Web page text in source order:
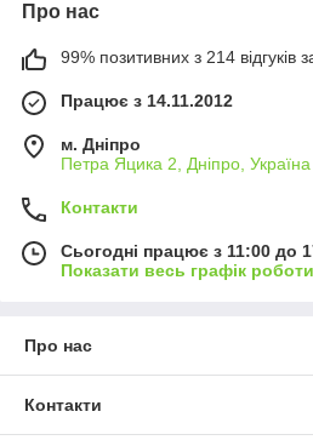
Про нас
99% позитивних з 214 відгуків
Працює з 14.11.2012
м. Дніпро
Петра Яцика 2, Дніпро, Україна
Контакти
Сьогодні працює з 11:00 до
Показати весь графік роботи
Про нас
Контакти